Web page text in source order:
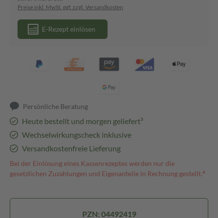
Preise inkl. MwSt. ggf. zzgl. Versandkosten
E-Rezept einlösen
Persönliche Beratung
Heute bestellt und morgen geliefert³
Wechselwirkungscheck inklusive
Versandkostenfreie Lieferung
Bei der Einlösung eines Kassenrezeptes werden nur die
gesetzlichen Zuzahlungen und Eigenanteile in Rechnung gestellt.⁴
PZN: 04492419